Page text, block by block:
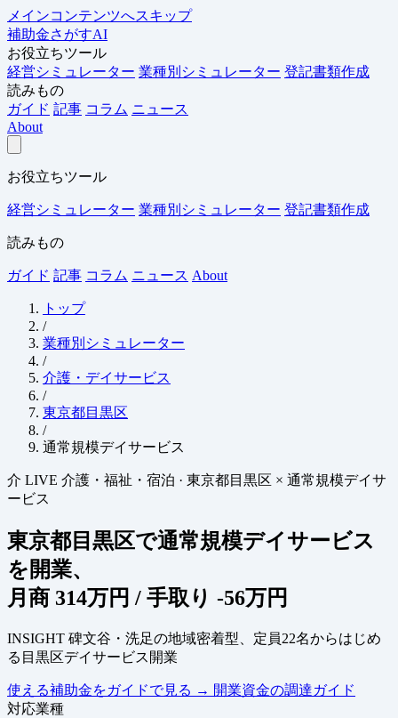
メインコンテンツへスキップ
補助金さがすAI
お役立ちツール
経営シミュレーター 業種別シミュレーター 登記書類作成
読みもの
ガイド 記事 コラム ニュース
About
お役立ちツール
経営シミュレーター 業種別シミュレーター 登記書類作成
読みもの
ガイド 記事 コラム ニュース About
トップ
/
業種別シミュレーター
/
介護・デイサービス
/
東京都目黒区
/
通常規模デイサービス
介 LIVE 介護・福祉・宿泊 · 東京都目黒区 × 通常規模デイサ
ービス
東京都目黒区で通常規模デイサービス
を開業、
月商 314万円 / 手取り -56万円
INSIGHT 碑文谷・洗足の地域密着型、定員22名からはじめ
る目黒区デイサービス開業
使える補助金をガイドで見る → 開業資金の調達ガイド
対応業種